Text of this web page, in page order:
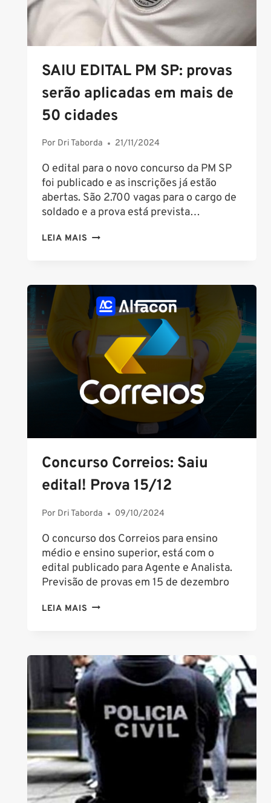
SAIU EDITAL PM SP: provas
serão aplicadas em mais de
50 cidades
Por Dri Taborda 21/11/2024
O edital para o novo concurso da PM SP
foi publicado e as inscrições já estão
abertas. São 2.700 vagas para o cargo de
soldado e a prova está prevista…
LEIA MAIS SAIU
PROVAS
SERÃO
EM
MAIS
DE
50
CIDADES
Concurso Correios: Saiu
edital! Prova 15/12
Por Dri Taborda 09/10/2024
O concurso dos Correios para ensino
médio e ensino superior, está com o
edital publicado para Agente e Analista.
Previsão de provas em 15 de dezembro
LEIA MAIS CONCURSO
PROVA
15/12